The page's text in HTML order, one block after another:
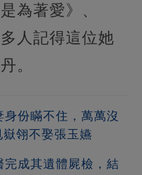
為著愛》、
人記得這位她
。
份瞞不住，萬萬沒
翎不娶張玉嬿
成其遺體屍檢，結